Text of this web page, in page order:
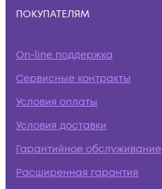
ПОКУПАТЕЛЯМ
On-line поддержка
Сервисные контракты
Условия оплаты
Условия доставки
Гарантийное обслуживание
Расширенная гарантия